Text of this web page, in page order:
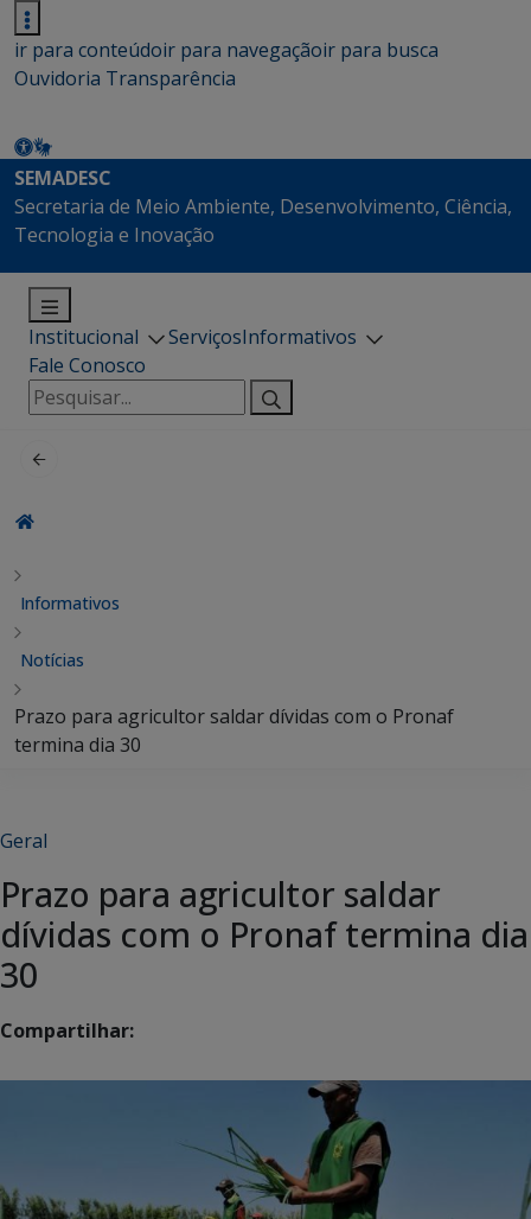
ir para conteúdoir para navegaçãoir para busca
Ouvidoria Transparência
SEMADESC
Secretaria de Meio Ambiente, Desenvolvimento, Ciência,
Tecnologia e Inovação
Institucional ServiçosInformativos
Fale Conosco
Pesquisar
por:
Informativos
Notícias
Prazo para agricultor saldar dívidas com o Pronaf
termina dia 30
Geral
Prazo para agricultor saldar
dívidas com o Pronaf termina dia
30
Compartilhar: